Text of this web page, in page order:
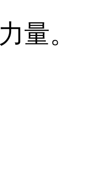
力量